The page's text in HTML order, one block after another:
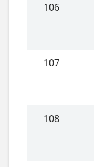
106
107
108